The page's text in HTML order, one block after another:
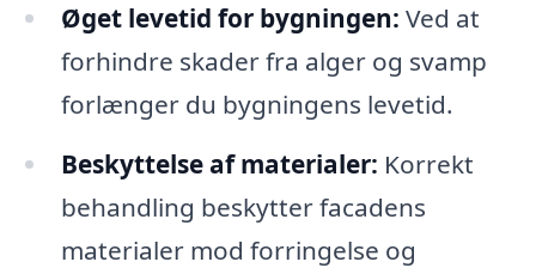
Øget levetid for bygningen: Ved at
forhindre skader fra alger og svamp
forlænger du bygningens levetid.
Beskyttelse af materialer: Korrekt
behandling beskytter facadens
materialer mod forringelse og